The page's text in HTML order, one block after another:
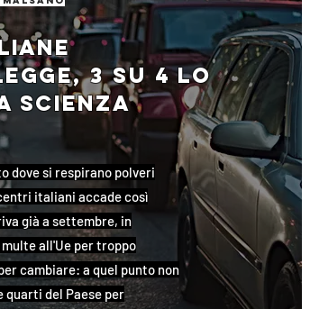
3 su 4 lo
scienza
dove si respirano polveri
italiani accade così
già a settembre, in
all'Ue per troppo
cambiare: a quel punto non
quarti del Paese per